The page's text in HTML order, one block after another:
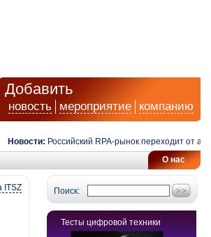
Добавить
новость мероприятие компанию
Российский RPA-рынок переходит от
О нас
Поиск:
Тесты цифровой техники
ITSZ